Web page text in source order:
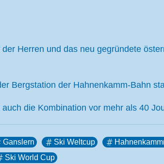
Herren und das neu gegründete
Bergstation der Hahnenkamm-Bahn
die Kombination vor mehr als 40
Ganslern Ski Weltcup
Ski World Cup